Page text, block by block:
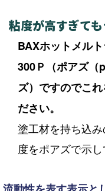
粘度が高すぎて
BAXホットメル
300Ｐ（ポアズ
ズ）ですのでこ
ださい。
塗工材を持ち込
度をポアズで示し